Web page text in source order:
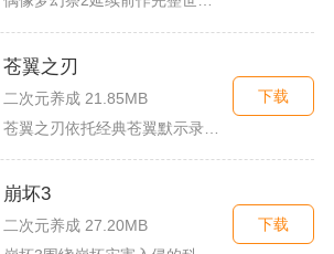
苍翼之刃
二次元养成 21.85MB
下载
崩坏3
二次元养成 27.20MB
下载